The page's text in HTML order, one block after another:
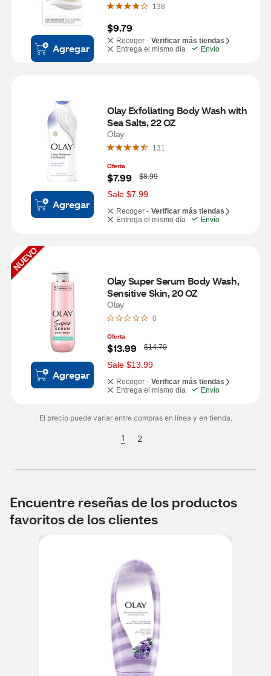
Agregar
138
$9.79
Recoger - Verificar más tiendas
Entrega el mismo día
Envío
Agregar
Olay Exfoliating Body Wash with
Sea Salts, 22 OZ
Olay
131
Oferta
$7.99
W
a
s
$8.99
Sale $7.99
Recoger - Verificar más tiendas
Entrega el mismo día
Envío
NUEVO
Agregar
Olay Super Serum Body Wash,
Sensitive Skin, 20 OZ
Olay
0
Oferta
$13.99
W
a
s
$14.79
Sale $13.99
Recoger - Verificar más tiendas
Entrega el mismo día
Envío
El precio puede variar entre compras en línea y en tienda.
1 2
Encuentre reseñas de los productos
favoritos de los clientes